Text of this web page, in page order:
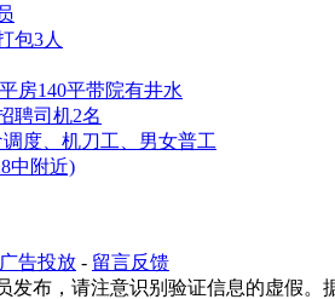
包3人
房140平带院有井水
聘司机2名
度、机刀工、男女普工
中附近)
广告投放 - 留言反馈
布，请注意识别验证信息的虚假